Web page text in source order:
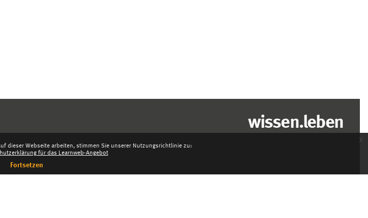
dieser Webseite arbeiten, stimmen Sie unserer Nutzungsrichtlinie zu:
für das Learnweb-Angebot
Fortsetzen
x
wissen.leben